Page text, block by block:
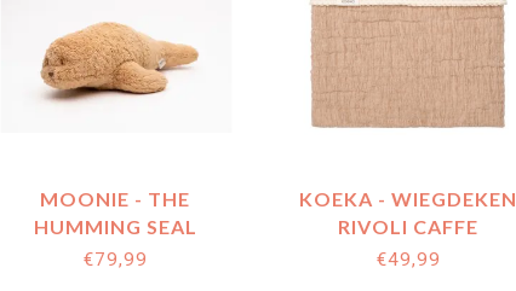
MOONIE - THE
HUMMING SEAL
CAMMUCCINO 2.0 NEXT
€79,99
KOEKA - WIEGDEKEN
RIVOLI CAFFE
€49,99